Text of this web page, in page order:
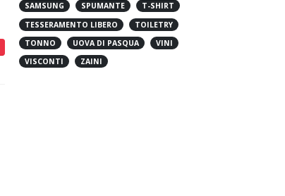
SAMSUNG
SPUMANTE
T-SHIRT
TESSERAMENTO LIBERO
TOILETRY
TONNO
UOVA DI PASQUA
VINI
VISCONTI
ZAINI